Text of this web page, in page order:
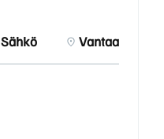
Sähkö Vantaa